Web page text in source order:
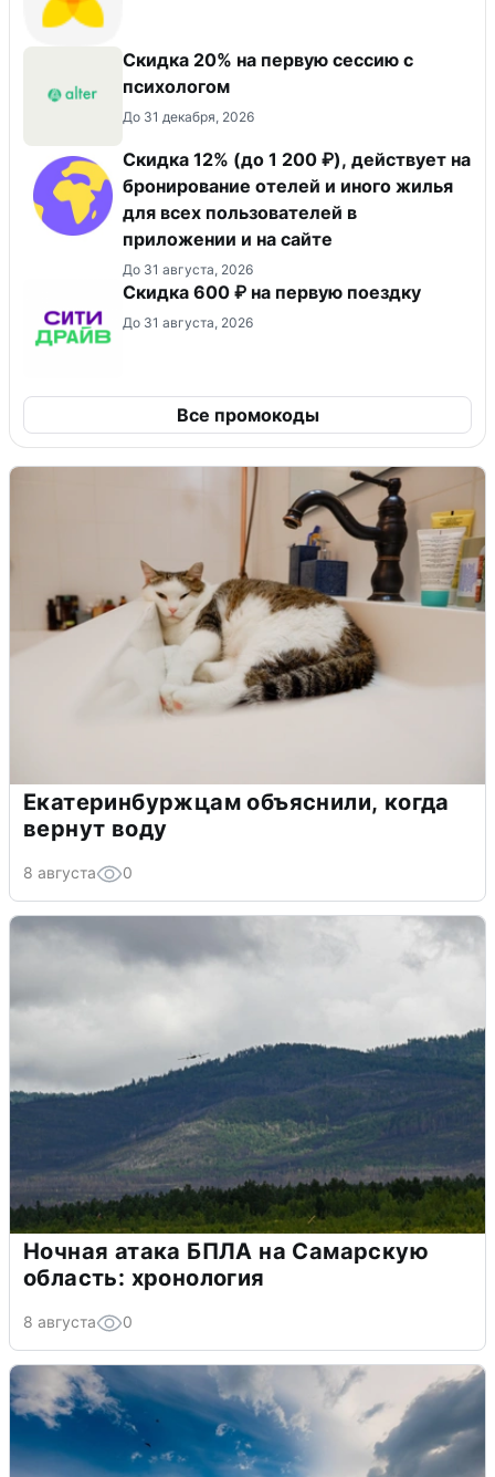
Скидка 20% на первую сессию с
психологом
До 31 декабря, 2026
Скидка 12% (до 1 200 ₽), действует на
бронирование отелей и иного жилья
для всех пользователей в
приложении и на сайте
До 31 августа, 2026
Скидка 600 ₽ на первую поездку
До 31 августа, 2026
Все промокоды
Екатеринбуржцам объяснили, когда
вернут воду
8 августа 0
Ночная атака БПЛА на Самарскую
область: хронология
8 августа 0